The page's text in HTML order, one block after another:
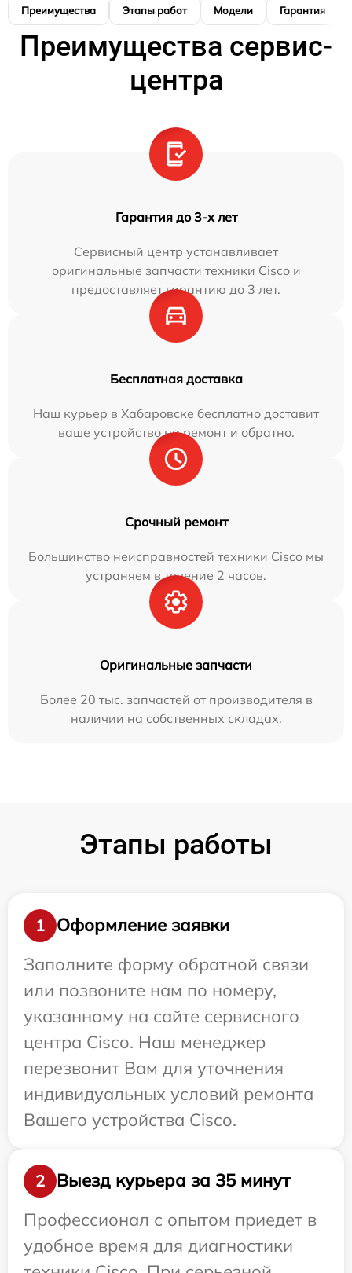
Преимущества Этапы работ Модели Гарантия
Преимущества сервис-
центра
Гарантия до 3-х лет
Сервисный центр устанавливает
оригинальные запчасти техники Cisco и
предоставляет гарантию до 3 лет.
Бесплатная доставка
Наш курьер в Хабаровске бесплатно доставит
ваше устройство на ремонт и обратно.
Срочный ремонт
Большинство неисправностей техники Cisco мы
устраняем в течение 2 часов.
Оригинальные запчасти
Более 20 тыс. запчастей от производителя в
наличии на собственных складах.
Этапы работы
1
Оформление заявки
Заполните форму обратной связи
или позвоните нам по номеру,
указанному на сайте сервисного
центра Cisco. Наш менеджер
перезвонит Вам для уточнения
индивидуальных условий ремонта
Вашего устройства Cisco.
2
Выезд курьера за 35 минут
Профессионал с опытом приедет в
удобное время для диагностики